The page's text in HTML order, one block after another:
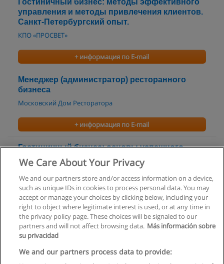
Гостиничный бизнес: методы эффективного
управления и методы привлечения клиентов.
Санкт-Петербургский опыт.
КПО «ПРОСВЕТ»
+ информация по E-mail
Менеджер (администратор) ресторанного
бизнеса
Московский Дом Ресторатора
+ информация по E-mail
Гостиничный бизнес: основы успешного
управления
+ информация по E-mail
Правила пользования
We Care About Your Privacy
We and our partners store and/or access information on a device,
such as unique IDs in cookies to process personal data. You may
accept or manage your choices by clicking below, including your
right to object where legitimate interest is used, or at any time in
the privacy policy page. These choices will be signaled to our
partners and will not affect browsing data. Más información sobre
su privacidad
We and our partners process data to provide: